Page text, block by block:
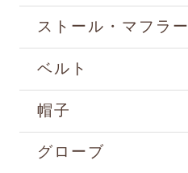
ストール・マフラー
ベルト
帽子
グローブ